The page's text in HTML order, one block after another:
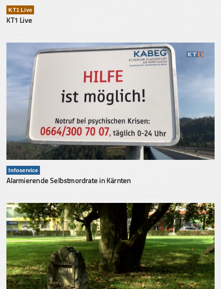
KT1 Live
KT1 Live
Infoservice
Alarmierende Selbstmordrate in Kärnten